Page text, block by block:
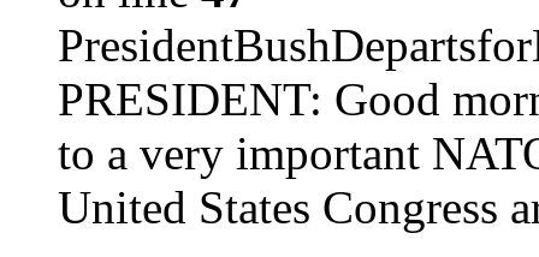
PRESIDENT: Good
to a very important
United States Congress